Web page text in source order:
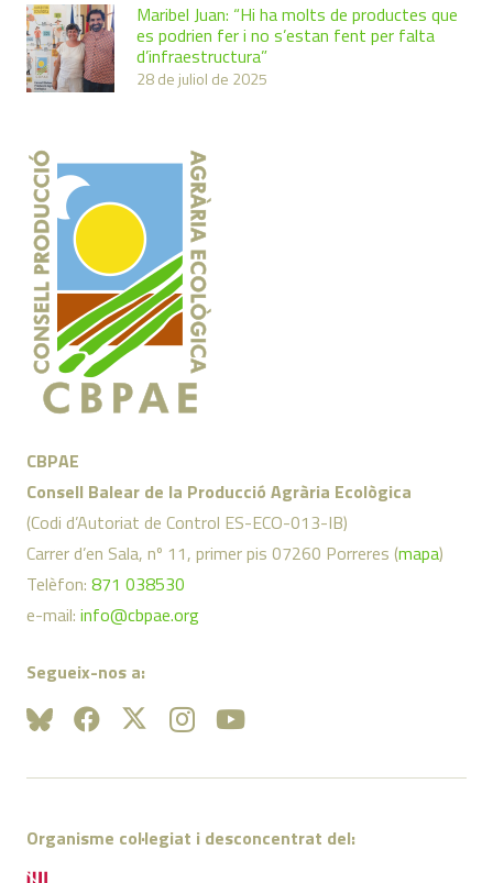
Maribel Juan: “Hi ha molts de productes que
es podrien fer i no s’estan fent per falta
d’infraestructura”
28 de juliol de 2025
CBPAE
Consell Balear de la Producció Agrària Ecològica
(Codi d’Autoriat de Control ES-ECO-013-IB)
Carrer d’en Sala, nº 11, primer pis 07260 Porreres (mapa)
Telèfon: 871 038530
e-mail: info@cbpae.org
Segueix-nos a:
Organisme col·legiat i desconcentrat del: